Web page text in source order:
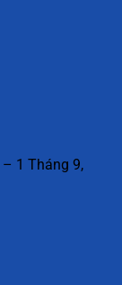
– 1 Tháng 9,